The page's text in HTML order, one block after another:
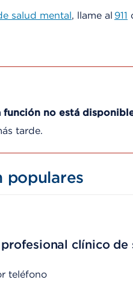
salud mental, llame al 911
función no está
tarde.
populares
clínico de
teléfono